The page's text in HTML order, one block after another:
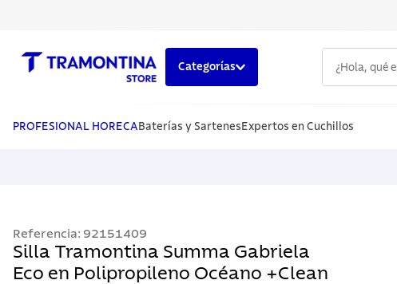
Categorías
PROFESIONAL HORECA Baterías y Sartenes Expertos en Cuchillos
Referencia: 92151409
Silla Tramontina Summa Gabriela
Eco en Polipropileno Océano +Clean
1.
cuchillos
5 . ollas